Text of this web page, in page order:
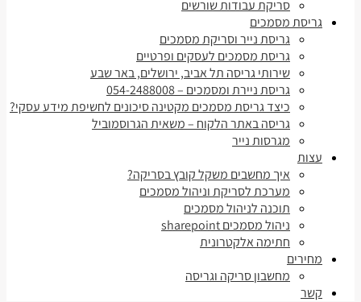
סריקת עבודות שורשים
גריסת מסמכים
גריסת נייר וסריקת מסמכים
גריסת מסמכים לעסקים ופרטיים
שירותי גריסה תל אביב, ירושלים, באר שבע
גריסת ניירת ומסמכים – 054-2488008
כיצד גריסת מסמכים מקטינה סיכונים לחשיפת מידע עסקי?
גריסה באתר הלקוח – משאית הגרוסמוביל
מגרסות נייר
עצות
איך מחשבים משקל קובץ בסריקה?
מערכת לסריקת וניהול מסמכים
תוכנה לניהול מסמכים
ניהול מסמכים sharepoint
חתימה אלקטרונית
מחירים
מחשבון סריקה וגריסה
קשר